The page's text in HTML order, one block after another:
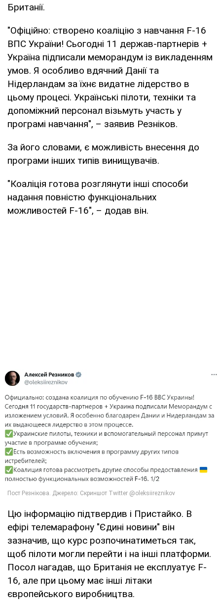
Британії.
"Офіційно: створено коаліцію з навчання F-16
ВПС України! Сьогодні 11 держав-партнерів +
Україна підписали меморандум із викладенням
умов. Я особливо вдячний Данії та
Нідерландам за їхнє видатне лідерство в
цьому процесі. Українські пілоти, техніки та
допоміжний персонал візьмуть участь у
програмі навчання", – заявив Резніков.
За його словами, є можливість внесення до
програми інших типів винищувачів.
"Коаліція готова розглянути інші способи
надання повністю функціональних
можливостей F-16", – додав він.
Цю інформацію підтвердив і Пристайко. В
ефірі телемарафону "Єдині новини" він
зазначив, що курс розпочинатиметься так,
щоб пілоти могли перейти і на інші платформи.
Посол нагадав, що Британія не експлуатує F-
16, але при цьому має інші літаки
європейського виробництва.